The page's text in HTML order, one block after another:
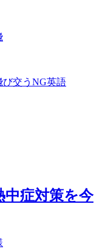
び交うNG英語
中症対策を今